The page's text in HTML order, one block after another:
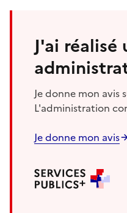
J'ai réalisé
Je donne mon avis
L'administration
Je donne mon avis